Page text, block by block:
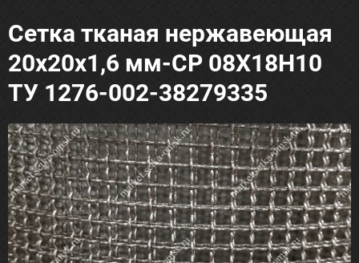
Сетка тканая нержавеющая
20х20х1,6 мм-СР 08Х18Н10
ТУ 1276-002-38279335